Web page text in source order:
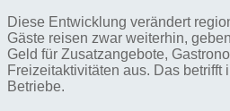
Diese Entwicklung verändert
Gäste reisen zwar weiterhin,
Geld für Zusatzangebote,
Freizeitaktivitäten aus. Das betrifft
Betriebe.